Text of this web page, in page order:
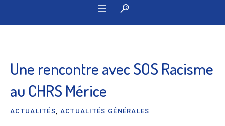
Une rencontre avec SOS Racisme
au CHRS Mérice
ACTUALITÉS ACTUALITÉS GÉNÉRALES